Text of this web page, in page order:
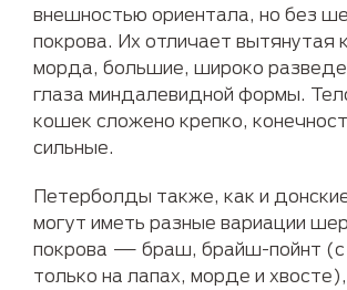
внешностью ориентала, но без
покрова. Их отличает вытянутая
морда, большие, широко
глаза миндалевидной формы.
кошек сложено крепко,
сильные.
Петерболды также, как и
могут иметь разные вариации
покрова — браш, брайш-пойнт
только на лапах, морде и